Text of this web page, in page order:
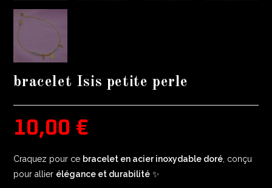
bracelet Isis petite perle
10,00 €
Craquez pour ce bracelet en acier inoxydable doré, conçu
pour allier élégance et durabilité ✨